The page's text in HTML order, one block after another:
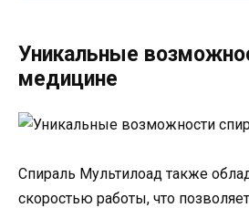
Уникальные
медицине
Спираль Мультилоад также
скоростью работы, что